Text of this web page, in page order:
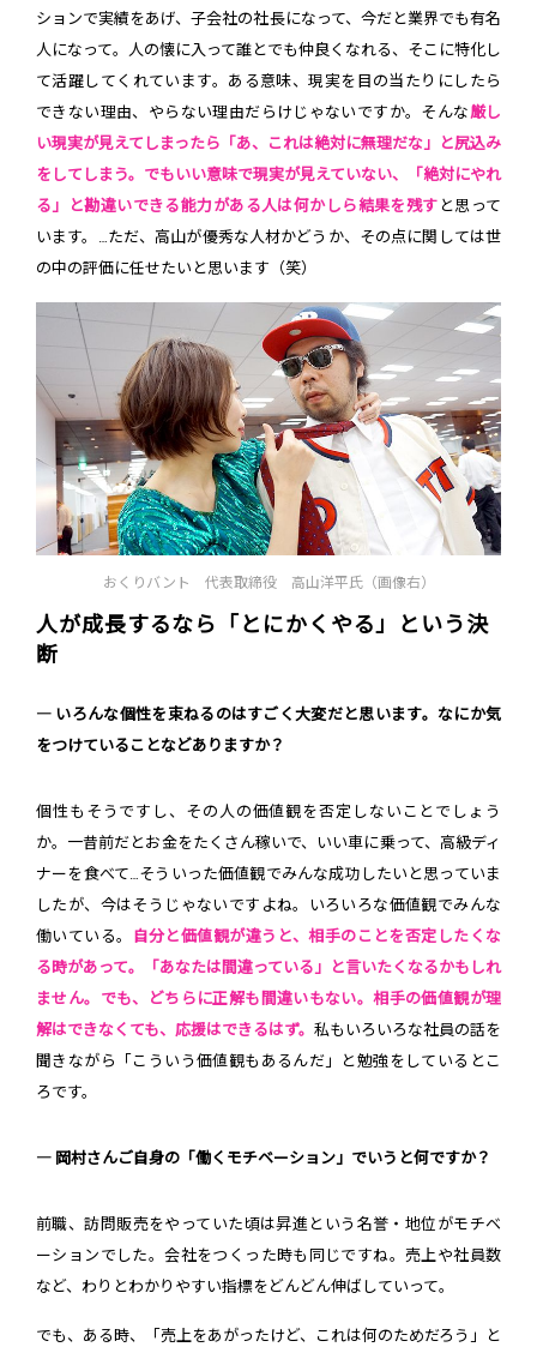
ションで実績をあげ、子会社の社長になって、今だと業界でも有名
人になって。人の懐に入って誰とでも仲良くなれる、そこに特化し
て活躍してくれています。ある意味、現実を目の当たりにしたら
できない理由、やらない理由だらけじゃないですか。そんな 厳し
い現実が見えてしまったら「あ、これは絶対に無理だな」と尻込み
をしてしまう。でもいい意味で現実が見えていない、「絶対にやれ
る」と勘違いできる能力がある人は何かしら結果を残す と思って
います。…ただ、高山が優秀な人材かどうか、その点に関しては世
の中の評価に任せたいと思います（笑）
おくりバント 代表取締役 高山洋平氏（画像右）
人が成長するなら「とにかくやる」という決
断
― いろんな個性を束ねるのはすごく大変だと思います。なにか気
をつけていることなどありますか？
個性もそうですし、その人の価値観を否定しないことでしょう
か。一昔前だとお金をたくさん稼いで、いい車に乗って、高級ディ
ナーを食べて…そういった価値観でみんな成功したいと思っていま
したが、今はそうじゃないですよね。いろいろな価値観でみんな
働いている。 自分と価値観が違うと、相手のことを否定したくな
る時があって。「あなたは間違っている」と言いたくなるかもしれ
ません。でも、どちらに正解も間違いもない。相手の価値観が理
解はできなくても、応援はできるはず。 私もいろいろな社員の話を
聞きながら「こういう価値観もあるんだ」と勉強をしているとこ
ろです。
― 岡村さんご自身の「働くモチベーション」でいうと何ですか？
前職、訪問販売をやっていた頃は昇進という名誉・地位がモチベ
ーションでした。会社をつくった時も同じですね。売上や社員数
など、わりとわかりやすい指標をどんどん伸ばしていって。
でも、ある時、「売上をあがったけど、これは何のためだろう」と